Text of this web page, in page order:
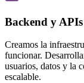
Backend y
Creamos la
funcionar.
usuarios, datos y la
escalable.